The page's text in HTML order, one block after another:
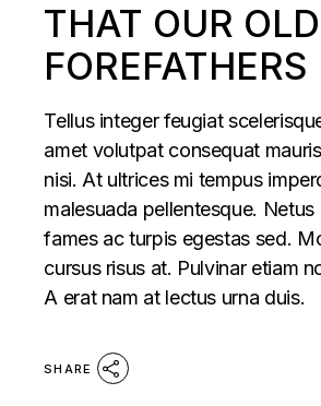
THAT OUR OLD
FOREFATHERS
Tellus integer feugiat
amet volutpat consequat
nisi. At ultrices mi tempus
malesuada pellentesque. Netus
fames ac turpis egestas sed.
cursus risus at. Pulvinar etiam
A erat nam at lectus urna duis.
SHARE